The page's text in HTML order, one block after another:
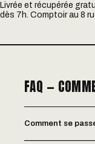
Livrée et récupérée
dès 7h. Comptoir au 8
FAQ —
Comment se